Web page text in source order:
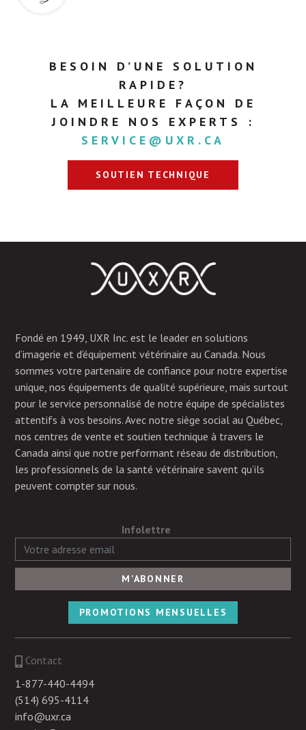
BESOIN D’UNE SOLUTION
RAPIDE?
LA MEILLEURE FAÇON DE
JOINDRE NOS EXPERTS :
SERVICE@UXR.CA
SOUTIEN TECHNIQUE
Fondé en 1949, UXR Inc. est le leader en solutions
d’imagerie et d’équipement vétérinaire au Canada. Nous
sommes votre partenaire de confiance pour notre expertise
unique, nos équipements de qualité supérieure, mais surtout
pour le service personnalisé de notre équipe de spécialistes
attentifs à vos besoins. Avec notre siège social au Québec,
nos centres de vente et soutien technique à travers le
Canada ainsi que notre performant réseau de distribution,
les professionnels de la santé vétérinaire savent qu’ils
peuvent compter sur nous.
Infolettre
PROMOTIONS MENSUELLES
Contact
1-877-440-4494
(514) 695-4114
info@uxr.ca